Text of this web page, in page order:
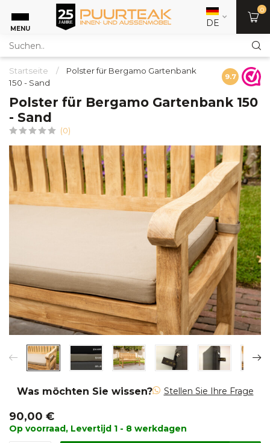
MENU DE
0
Startseite /
Polster für Bergamo Gartenbank
150 - Sand
9.7
Polster für Bergamo Gartenbank 150
- Sand
(0)
Was möchten Sie wissen? Stellen Sie Ihre Frage
90,00 €
Op voorraad, Levertijd 1 - 8 werkdagen